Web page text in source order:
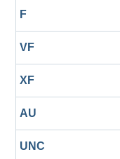
F
VF
XF
AU
UNC